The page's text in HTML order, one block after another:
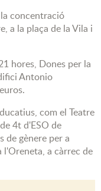
concentració
a la plaça de la Vila i
hores, Dones per la
Antonio
com el Teatre
4t d'ESO de
de gènere per a
l'Oreneta, a càrrec de